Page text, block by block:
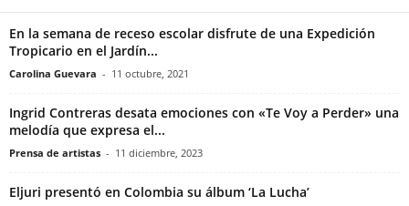
En la semana de receso escolar disfrute de una Expedición
Tropicario en el Jardín...
Carolina Guevara - 11 octubre, 2021
Ingrid Contreras desata emociones con «Te Voy a Perder» una
melodía que expresa el...
Prensa de artistas - 11 diciembre, 2023
Eljuri presentó en Colombia su álbum ‘La Lucha’